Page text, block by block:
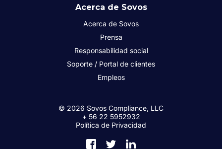
Acerca de Sovos
Acerca de Sovos
Prensa
Responsabilidad social
Soporte / Portal de clientes
Empleos
© 2026 Sovos Compliance, LLC
+ 56 22 5952932
Política de Privacidad